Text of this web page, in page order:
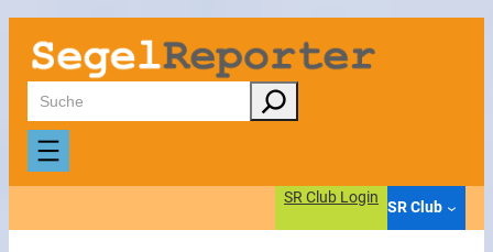
Zum
Inhalt
springen
Suchen
SR Club Login
SR Club